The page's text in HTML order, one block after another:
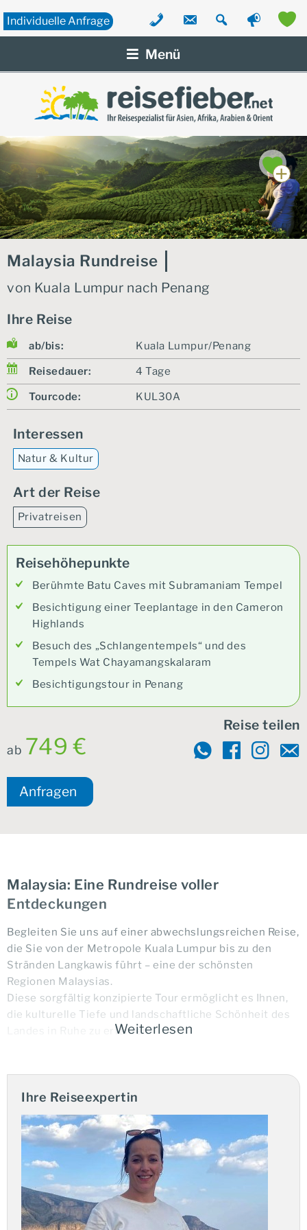
Zum
IndividuelleAnfrage
Menü
Malaysia Rundreise
von Kuala Lumpur nach Penang
Ihre Reise
ab/bis: Kuala Lumpur/Penang
Reisedauer: 4 Tage
Tourcode: KUL30A
Interessen
Natur & Kultur
Art der Reise
Privatreisen
Reisehöhepunkte
Berühmte Batu Caves mit Subramaniam Tempel
Besichtigung einer Teeplantage in den Cameron
Highlands
Besuch des „Schlangentempels“ und des
Tempels Wat Chayamangskalaram
Besichtigungstour in Penang
ab 749 €
Reise teilen
Anfragen
Malaysia: Eine Rundreise voller
Entdeckungen
Begleiten Sie uns auf einer abwechslungsreichen Reise,
die Sie von der Metropole Kuala Lumpur bis zu den
Stränden Langkawis führt – eine der schönsten
Regionen Malaysias.
Diese sorgfältig konzipierte Tour ermöglicht es Ihnen,
die kulturelle Tiefe und landschaftliche Schönheit des
Landes in Ruhe zu erfahren.
Ihre Vorteile:
Private Rundreise
Englischsprachige Reiseleitung
Reisebeginn täglich
Kulturelle Höhepunkte und landschaftlicher
Weiterlesen
Ihre Reiseexpertin